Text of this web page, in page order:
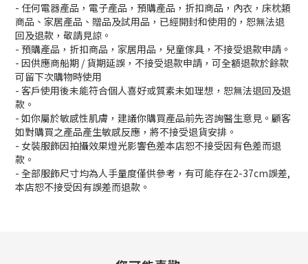
- 任何電器產品，電子產品，預購產品，折扣商品，內衣，床枕類
商品、家居產品、贈品及試用品，已經開封和使用的，恕無法退
回及退款，敬請見諒。
- 預購產品，折扣商品，家居用品，兒童傢具，不接受退款申請。
- 因供應商船期 / 貨期延誤，不接受退款申請，可全額退款於餘款
可留下次購物時使用
- 客戶使用後未能符合個人喜好或質素未如理想，恕無法退回及退
款。
- 如你屬於敏感性肌膚，建議你購買產品前先咨詢醫生意見。顧客
如對購買之產品產生敏感反應，將不接受退貨安排。
- 女裝服飾因拍攝效果燈光影響色差本店恕不接受因有色差而退
款。
- 全部服飾尺寸均為人手量度僅供參考，有可能存在2-37cm誤差,
本店恕不接受因有誤差而退款。